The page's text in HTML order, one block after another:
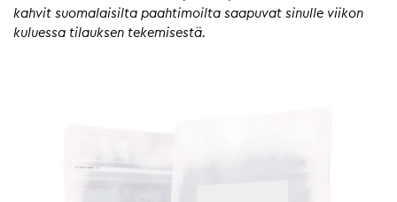
kahvit suomalaisilta paahtimoilta saapuvat sinulle viikon
kuluessa tilauksen tekemisestä.